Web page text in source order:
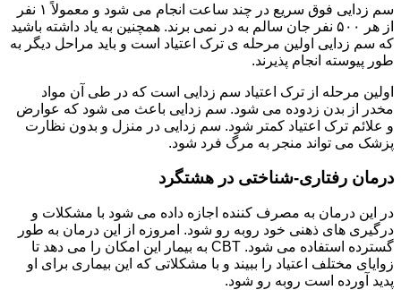
سم زدایی فوق سریع در چند ساعت انجام می شود و معمولاً ۱ نفر
از هر ۵۰۰ نفر جان سالم به در نمی برند. همچنین به یاد داشته باشید
که سم زدایی اولین مرحله ی ترک اعتیاد است و باید مراحل دیگر به
طور پیوسته انجام پذیرند.
اولین مرحله از ترک اعتیاد سم زدایی است که در طی آن مواد
مخدر از بدن زدوده می شود. سم زدایی باعث می شود که عوارض
و علائم ترک اعتیاد کمتر شود. سم زدایی در منزل و بدون نظارت
پزشک می تواند منجر به مرگ فرد شود.
درمان رفتاری-شناختی در هشتگرد
در این درمان به مصرف کننده اجازه داده می شود با مشکلات و
درگیری های ذهنی خود روبه رو شود. امروزه از این درمان به طور
گسترده استفاده می شود. CBT به بیمار این امکان را می دهد تا
زوایای مختلف اعتیاد را ببیند و با مشکلاتی که این بیماری برای او
پدید آورده است روبه رو شود.